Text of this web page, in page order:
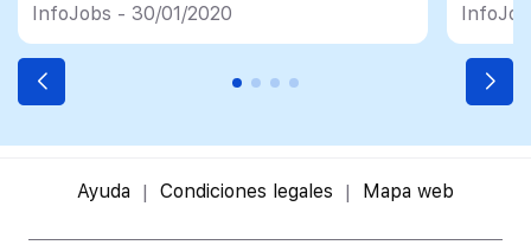
a final de mes
InfoJobs - 30/01/2020
sobre
"Los
Ayuda Condiciones legales Mapa web